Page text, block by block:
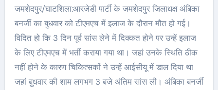
जमशेदपुर/घाटशिला:आरजेडी पार्टी के जमशेदपुर जिलाधक्ष अंबिका
बनर्जी का बुधवार को टीएमएच में इलाज के दौरान मौत हो गई।
विदित हो कि 3 दिन पूर्व सांस लेने में दिक्कत होने पर उन्हें इलाज
के लिए टीएमएच में भर्ती कराया गया था। जहां उनके स्थिति ठीक
नहीं होने के कारण चिकित्सकों ने उन्हें आईसीयू में डाल दिया था
जहां बुधवार की शाम लगभग 3 बजे अंतिम सांस ली। अंबिका बनर्जी